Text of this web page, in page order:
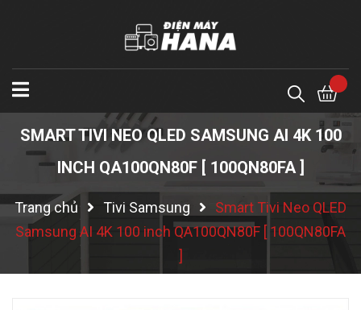
SMART TIVI NEO QLED SAMSUNG AI 4K 100
INCH QA100QN80F [ 100QN80FA ]
Trang chủ Tivi Samsung
Smart Tivi Neo QLED
Samsung AI 4K 100 inch QA100QN80F [ 100QN80FA
]